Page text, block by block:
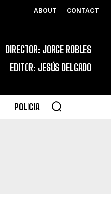
ABOUT CONTACT
DIRECTOR: JORGE ROBLES
EDITOR: JESÚS DELGADO
POLICIA